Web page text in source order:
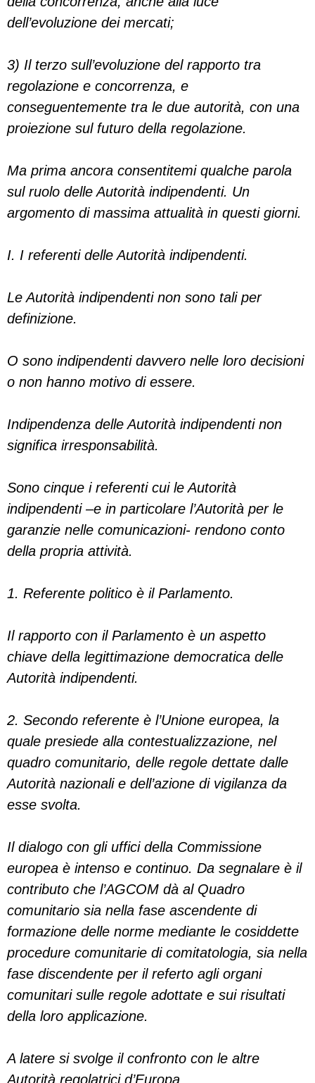
dell’evoluzione dei mercati;
3) Il terzo sull’evoluzione del rapporto tra
regolazione e concorrenza, e
conseguentemente tra le due autorità, con una
proiezione sul futuro della regolazione.
Ma prima ancora consentitemi qualche parola
sul ruolo delle Autorità indipendenti. Un
argomento di massima attualità in questi giorni.
I. I referenti delle Autorità indipendenti.
Le Autorità indipendenti non sono tali per
definizione.
O sono indipendenti davvero nelle loro decisioni
o non hanno motivo di essere.
Indipendenza delle Autorità indipendenti non
significa irresponsabilità.
Sono cinque i referenti cui le Autorità
indipendenti –e in particolare l’Autorità per le
garanzie nelle comunicazioni- rendono conto
della propria attività.
1. Referente politico è il Parlamento.
Il rapporto con il Parlamento è un aspetto
chiave della legittimazione democratica delle
Autorità indipendenti.
2. Secondo referente è l’Unione europea, la
quale presiede alla contestualizzazione, nel
quadro comunitario, delle regole dettate dalle
Autorità nazionali e dell’azione di vigilanza da
esse svolta.
Il dialogo con gli uffici della Commissione
europea è intenso e continuo. Da segnalare è il
contributo che l’AGCOM dà al Quadro
comunitario sia nella fase ascendente di
formazione delle norme mediante le cosiddette
procedure comunitarie di comitatologia, sia nella
fase discendente per il referto agli organi
comunitari sulle regole adottate e sui risultati
della loro applicazione.
A latere si svolge il confronto con le altre
Autorità regolatrici d’Europa.